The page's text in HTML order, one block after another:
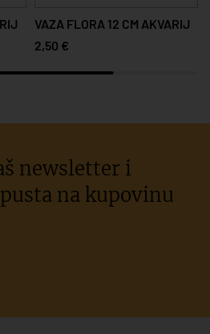
VAZA FLORA 12 CM AKVARIJ
2,50 €
newsletter i
na kupovinu